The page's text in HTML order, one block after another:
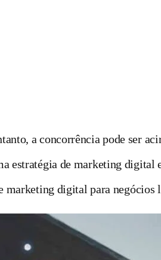
a concorrência pode ser
estratégia de marketing
marketing digital para negócios